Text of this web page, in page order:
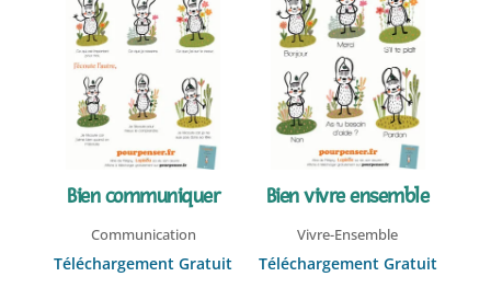
Bien communiquer
Communication
Téléchargement Gratuit
Bien vivre ensemble
Vivre-Ensemble
Téléchargement Gratuit